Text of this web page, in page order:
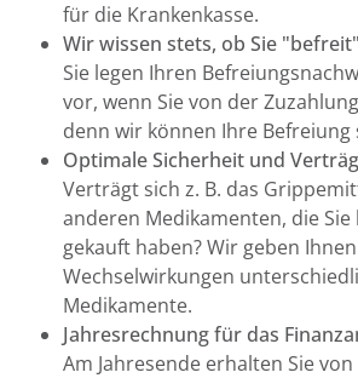
für die Krankenkasse.
Wir wissen stets, ob Sie
Sie legen Ihren
vor, wenn Sie von der
denn wir können Ihre Befreiung
Optimale Sicherheit und
Verträgt sich z. B. das
anderen Medikamenten, die
gekauft haben? Wir geben
Wechselwirkungen
Medikamente.
Jahresrechnung für das
Am Jahresende erhalten Sie